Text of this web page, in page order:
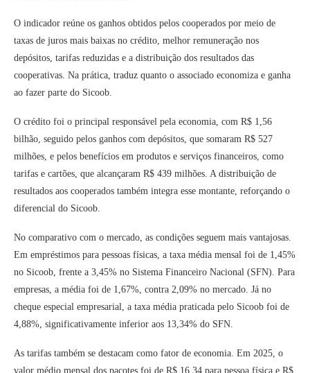
O indicador reúne os ganhos obtidos pelos cooperados por meio de
taxas de juros mais baixas no crédito, melhor remuneração nos
depósitos, tarifas reduzidas e a distribuição dos resultados das
cooperativas. Na prática, traduz quanto o associado economiza e ganha
ao fazer parte do Sicoob.
O crédito foi o principal responsável pela economia, com R$ 1,56
bilhão, seguido pelos ganhos com depósitos, que somaram R$ 527
milhões, e pelos benefícios em produtos e serviços financeiros, como
tarifas e cartões, que alcançaram R$ 439 milhões. A distribuição de
resultados aos cooperados também integra esse montante, reforçando o
diferencial do Sicoob.
No comparativo com o mercado, as condições seguem mais vantajosas.
Em empréstimos para pessoas físicas, a taxa média mensal foi de 1,45%
no Sicoob, frente a 3,45% no Sistema Financeiro Nacional (SFN). Para
empresas, a média foi de 1,67%, contra 2,09% no mercado. Já no
cheque especial empresarial, a taxa média praticada pelo Sicoob foi de
4,88%, significativamente inferior aos 13,34% do SFN.
As tarifas também se destacam como fator de economia. Em 2025, o
valor médio mensal dos pacotes foi de R$ 16,34 para pessoa física e R$